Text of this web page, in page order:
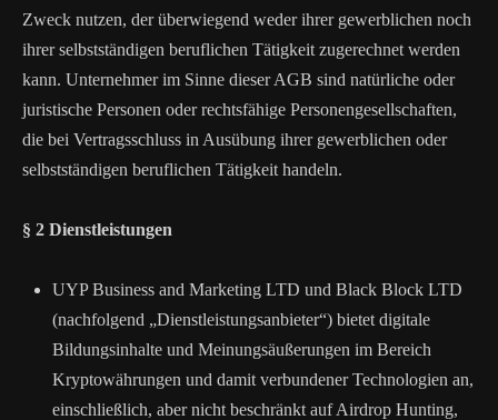
Zweck nutzen, der überwiegend weder ihrer gewerblichen noch
ihrer selbstständigen beruflichen Tätigkeit zugerechnet werden
kann. Unternehmer im Sinne dieser AGB sind natürliche oder
juristische Personen oder rechtsfähige Personengesellschaften,
die bei Vertragsschluss in Ausübung ihrer gewerblichen oder
selbstständigen beruflichen Tätigkeit handeln.
§ 2 Dienstleistungen
UYP Business and Marketing LTD und Black Block LTD
(nachfolgend „Dienstleistungsanbieter“) bietet digitale
Bildungsinhalte und Meinungsäußerungen im Bereich
Kryptowährungen und damit verbundener Technologien an,
einschließlich, aber nicht beschränkt auf Airdrop Hunting,